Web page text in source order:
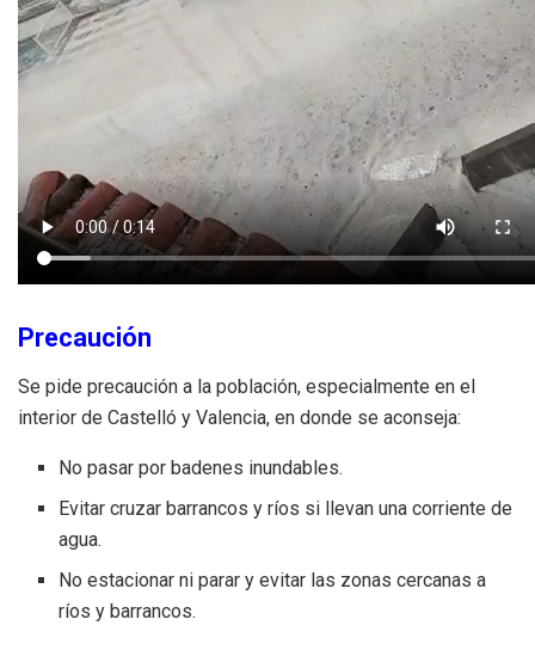
Precaución
Se pide precaución a la población, especialmente en el
interior de Castelló y Valencia, en donde se aconseja:
No pasar por badenes inundables.
Evitar cruzar barrancos y ríos si llevan una corriente de
agua.
No estacionar ni parar y evitar las zonas cercanas a
ríos y barrancos.